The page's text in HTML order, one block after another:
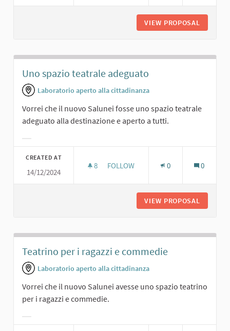
VIEW PROPOSAL
Uno spazio teatrale adeguato
Laboratorio aperto alla cittadinanza
Vorrei che il nuovo Salunei fosse uno spazio teatrale
adeguato alla destinazione e aperto a tutti.
CREATED AT
14/12/2024
8 8 FOLLOWERS
FOLLOW 0 0
VIEW PROPOSAL
Teatrino per i ragazzi e commedie
Laboratorio aperto alla cittadinanza
Vorrei che il nuovo Salunei avesse uno spazio teatrino
per i ragazzi e commedie.